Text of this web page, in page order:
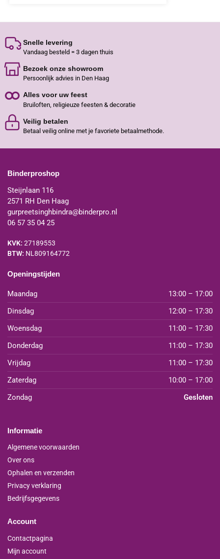
Snelle levering
Vandaag besteld = 3 dagen thuis
Bezoek onze showroom
Persoonlijk advies in Den Haag
Alles voor uw feest
Bruiloften, religieuze feesten & decoratie
Veilig betalen
Betaal veilig online met je favoriete betaalmethode.
Binderproshop
Steijnlaan 116
2571 RH Den Haag
gurpreetsinghbindra@binderpro.nl
06 57 35 04 25
KVK: 27189553
BTW: NL809164772
Openingstijden
Maandag
13:00 – 17:00
Dinsdag
12:00 – 17:30
Woensdag
11:00 – 17:30
Donderdag
11:00 – 17:30
Vrijdag
11:00 – 17:30
Zaterdag
10:00 – 17:00
Zondag
Gesloten
Informatie
Algemene voorwaarden
Over ons
Ophalen en verzenden
Privacy verklaring
Bedrijfsgegevens
Account
Contactpagina
Mijn account